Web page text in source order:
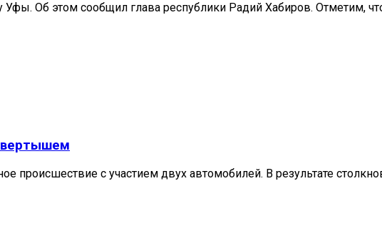
Об этом сообщил глава республики Радий Хабиров. Отметим,
происшествие с участием двух автомобилей. В результате